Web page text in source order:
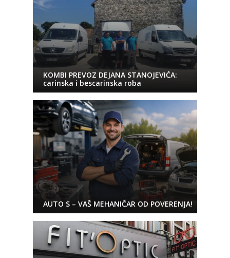
KOMBI PREVOZ DEJANA STANOJEVIĆA:
carinska i bescarinska roba
AUTO S – VAŠ MEHANIČAR OD POVERENJA!